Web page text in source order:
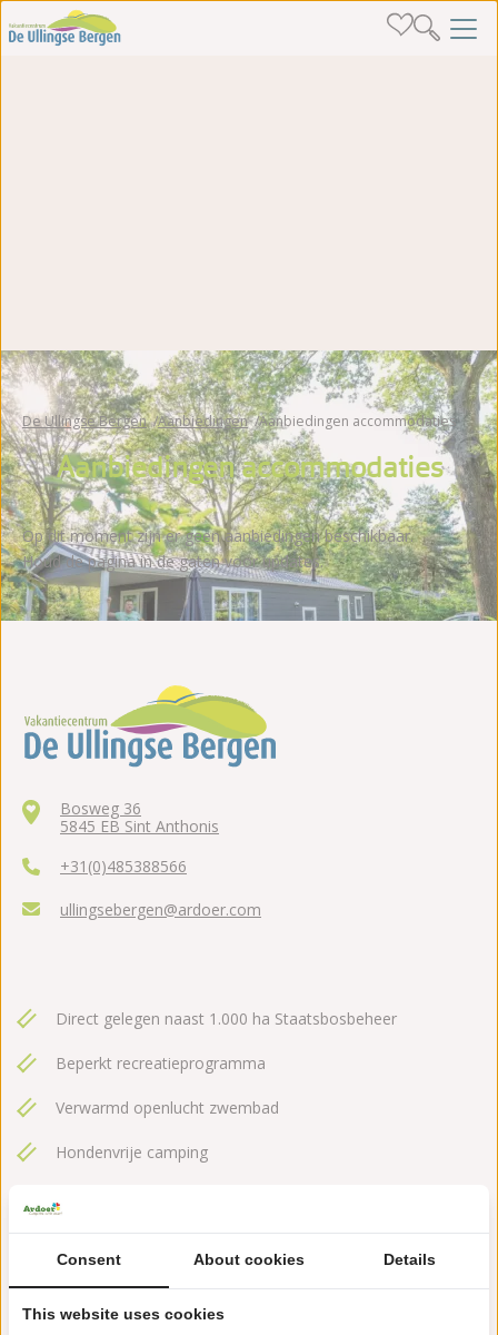
De Ullingse Bergen Aanbiedingen Aanbiedingen accommodaties
Aanbiedingen accommodaties
Op dit moment zijn er geen aanbiedingen beschikbaar.
Houd de pagina in de gaten voor updates.
Bosweg 36
5845 EB Sint Anthonis
+31(0)485388566
ullingsebergen@ardoer.com
Direct gelegen naast 1.000 ha Staatsbosbeheer
Beperkt recreatieprogramma
Verwarmd openlucht zwembad
Hondenvrije camping
Consent About cookies Details
This website uses cookies